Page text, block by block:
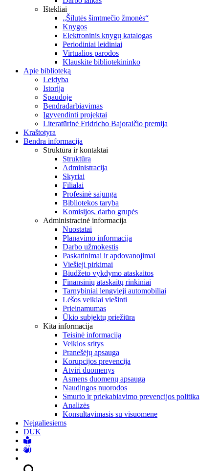
Ištekliai
„Šilutės šimtmečio žmonės“
Knygos
Elektroninis knygų katalogas
Periodiniai leidiniai
Virtualios parodos
Klauskite bibliotekininko
Apie biblioteką
Leidyba
Istorija
Spaudoje
Bendradarbiavimas
Įgyvendinti projektai
Literatūrinė Fridricho Bajoraičio premija
Kraštotyra
Bendra informacija
Struktūra ir kontaktai
Struktūra
Administracija
Skyriai
Filialai
Profesinė sąjunga
Bibliotekos taryba
Komisijos, darbo grupės
Administracinė informacija
Nuostatai
Planavimo informacija
Darbo užmokestis
Paskatinimai ir apdovanojimai
Viešieji pirkimai
Biudžeto vykdymo ataskaitos
Finansinių ataskaitų rinkiniai
Tarnybiniai lengvieji automobiliai
Lėšos veiklai viešinti
Prieinamumas
Ūkio subjektų priežiūra
Kita informacija
Teisinė informacija
Veiklos sritys
Pranešėjų apsauga
Korupcijos prevencija
Atviri duomenys
Asmens duomenų apsauga
Naudingos nuorodos
Smurto ir priekabiavimo prevencijos politika
Analizės
Konsultavimasis su visuomene
Neįgaliesiems
DUK